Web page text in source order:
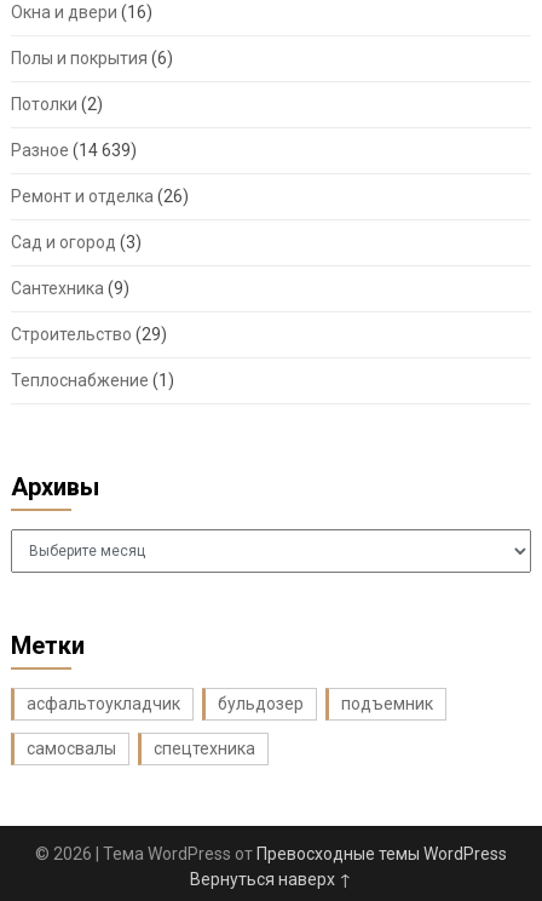
Окна и двери (16)
Полы и покрытия (6)
Потолки (2)
Разное (14 639)
Ремонт и отделка (26)
Сад и огород (3)
Сантехника (9)
Строительство (29)
Теплоснабжение (1)
Архивы
Архивы
Метки
асфальтоукладчик бульдозер подъемник
самосвалы спецтехника
© 2026 | Тема WordPress от Превосходные темы WordPress
Вернуться наверх ↑